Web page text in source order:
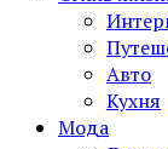
Авто
Кухня
Мода